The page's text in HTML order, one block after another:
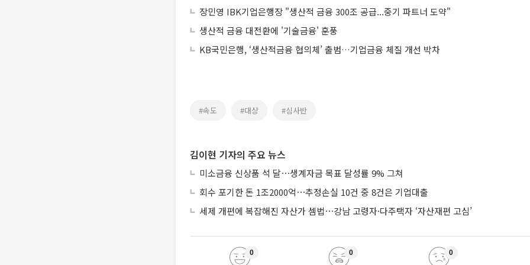
장민영 IBK기업은행장 "생산적 금융 300조 공급...중기 파트너 도약"
생산적 금융 대전환에 '기술금융' 훈풍
KB국민은행, ‘생산적금융 협의체’ 출범…기업금융 체질 개선 박차
#속도 #대상 #심사반
김이현 기자의 주요 뉴스
미소금융 신상품 석 달⋯생계자금 목표 달성률 9% 그쳐
회수 포기한 돈 1조2000억⋯추정손실 10건 중 8건은 기업대출
세제 개편에 복잡해진 자산가 셈법⋯강남 고령자·다주택자 ‘자산재편 고심’
0 0 0